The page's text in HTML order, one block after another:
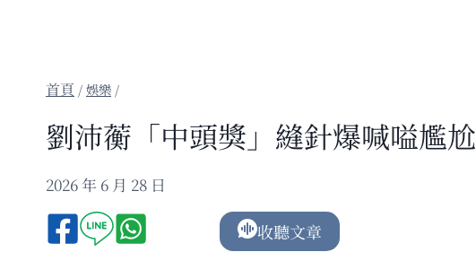
/娛樂 /
劉沛蘅「中頭獎」縫針爆喊嗌尷尬
2026 年 6 月 28 日
收聽文章